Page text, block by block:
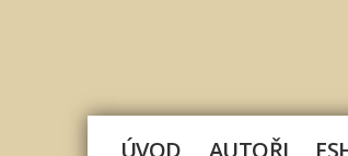
ÚVOD AUTOŘI